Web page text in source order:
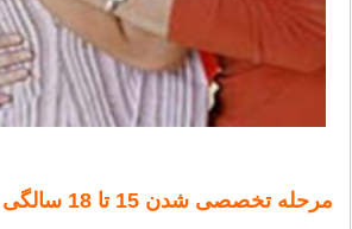
مرحله تخصصی شدن 15 تا 18 سالگی